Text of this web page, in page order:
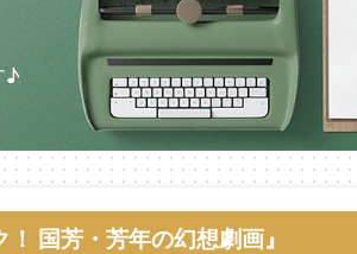
♪
！ 国芳・芳年の幻想劇画』